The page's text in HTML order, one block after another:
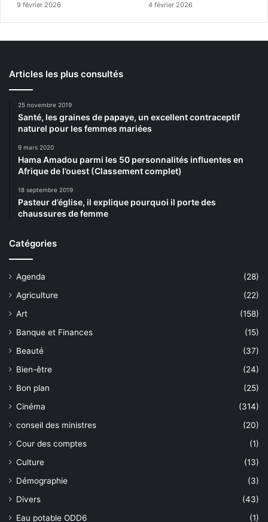
9 février 2026 4 février 2026
Articles les plus consultés
25 novembre 2019
Santé, les graines de papaye, un excellent contraceptif
naturel pour les femmes mariées
9 mars 2020
Hama Amadou parmi les 50 personnalités influentes en
Afrique de l’ouest (Classement complet)
18 septembre 2019
Pasteur d’église, il explique pourquoi il porte des
chaussures de femme
Catégories
Agenda
(28)
Agriculture
(22)
Art
(158)
Banque et Finances
(15)
Beauté
(37)
Bien-être
(24)
Bon plan
(25)
Cinéma
(314)
conseil des ministres
(20)
Cour des comptes
(1)
Culture
(13)
Démographie
(3)
Divers
(43)
Eau potable ODD6
(1)